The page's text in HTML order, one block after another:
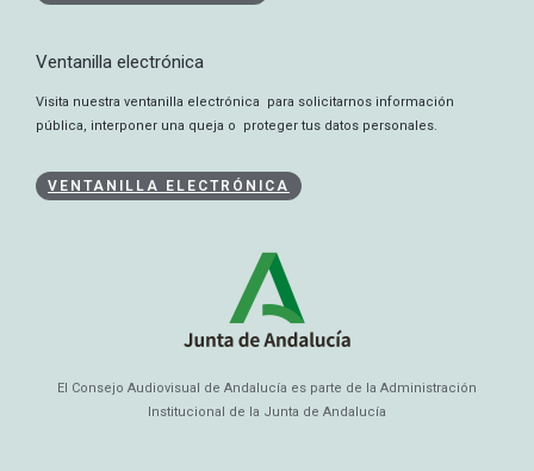
Ventanilla electrónica
Visita nuestra ventanilla electrónica para solicitarnos información
pública, interponer una queja o proteger tus datos personales.
VENTANILLA ELECTRÓNICA
El Consejo Audiovisual de Andalucía es parte de la Administración
Institucional de la Junta de Andalucía